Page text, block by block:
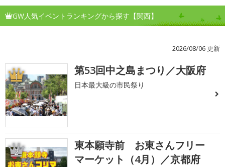
GW人気イベントランキングから探す【関西】
2026/08/06 更新
1 第53回中之島まつり／大阪府
日本最大級の市民祭り
2
東本願寺前 お東さんフリー
マーケット（4月）／京都府